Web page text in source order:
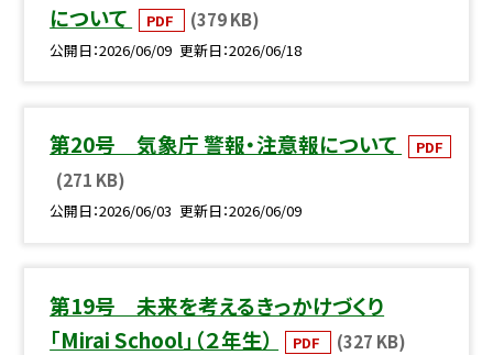
について
PDF (379 KB)
公開日 2026/06/09 更新日 2026/06/18
第20号 気象庁 警報・注意報について PDF
(271 KB)
公開日 2026/06/03 更新日 2026/06/09
第19号 未来を考えるきっかけづくり
「Mirai School」（２年生）
PDF (327 KB)